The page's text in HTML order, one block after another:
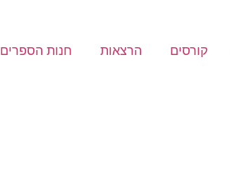
קורסים הרצאות חנות הספרים